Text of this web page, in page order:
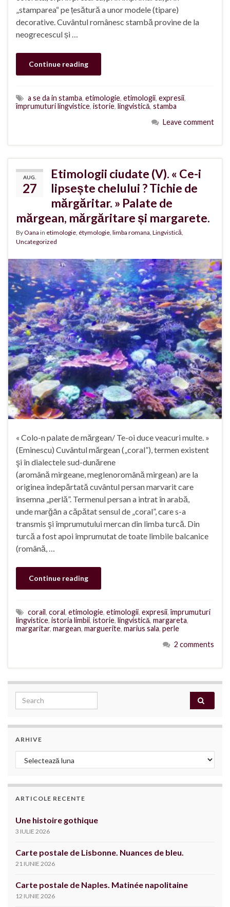
„stamparea“ pe țesătură a unor modele (tipare)
decorative. Cuvântul românesc stambă provine de la
neogrecescul și …
Continue reading
a se da in stamba, etimologie, etimologii, expresii,
împrumuturi lingvistice, istorie, lingvistică, stamba
Leave comment
AUG.
27
Etimologii ciudate (V). « Ce-i
lipsește chelului ? Tichie de
mărgăritar. » Palate de
mărgean, mărgăritare și margarete.
ByOana in etimologie, étymologie, limba romana, Lingvistică,
Uncategorized
« Colo-n palate de mărgean/ Te-oi duce veacuri multe. »
(Eminescu) Cuvântul mărgean („coral”), termen existent
şi în dialectele sud-dunărene
(aromână mirgeane, meglenoromână mirgean) are la
originea îndepărtată cuvântul persan marvarit care
însemna „perlă”. Termenul persan a intrat în arabă,
unde marğān a căpătat sensul de „coral”, care s-a
transmis şi împrumutului mercan din limba turcă. Din
turcă a fost apoi împrumutat de toate limbile balcanice
(română, …
Continue reading
corail, coral, etimologie, etimologii, expresii,împrumuturi
lingvistice, istoria limbii, istorie, lingvistică, margareta,
margaritar, margean, marguerite, marius sala, perle
2 comments
Search for:
ARHIVE
Arhive
ARTICOLE RECENTE
Une histoire gothique
3 IULIE 2026
Carte postale de Lisbonne. Nuances de bleu.
21 IUNIE 2026
Carte postale de Naples. Matinée napolitaine
12 IUNIE 2026